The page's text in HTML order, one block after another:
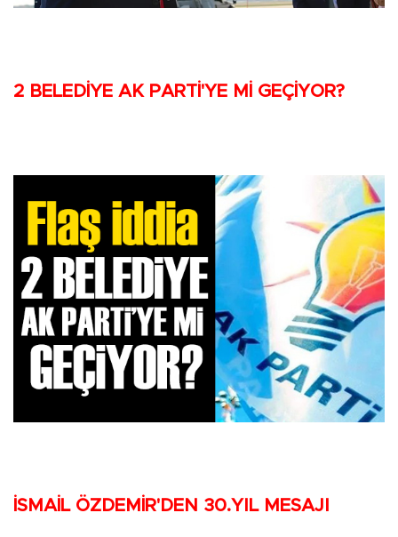
2 BELEDİYE AK PARTİ'YE Mİ GEÇİYOR?
İSMAİL ÖZDEMİR'DEN 30.YIL MESAJI